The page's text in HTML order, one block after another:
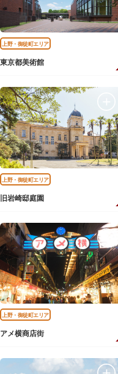
上野・御徒町エリア
東京都美術館
上野・御徒町エリア
旧岩崎邸庭園
上野・御徒町エリア
アメ横商店街